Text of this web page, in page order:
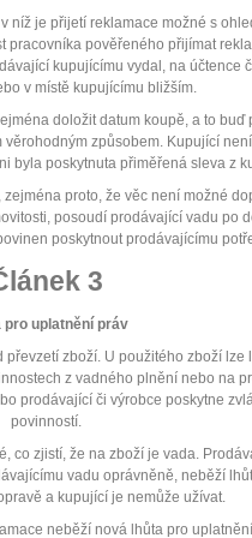
je přijetí reklamace možné s
pověřeného přijímat
kupujícímu vydal, na účtence
v místě kupujícímu bližším.
doložit datum koupě, a to
způsobem. Kupující
byla poskytnuta přiměřená sleva z
proto, že věc není možné
posoudí prodávající vadu po
poskytnout prodávajícímu
3
pro uplatnění práv
zboží. U použitého zboží
z vadného plnění nebo na
prodávající či výrobce poskytne
povinností.
co zjistí, že na zboží je vada.
vadu oprávněně, neběží
a kupující je nemůže užívat.
neběží nová lhůta pro